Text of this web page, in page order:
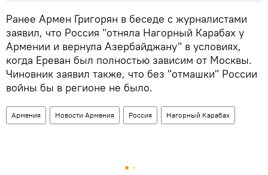
Ранее Армен Григорян в беседе с журналистами
заявил, что Россия "отняла Нагорный Карабах у
Армении и вернула Азербайджану" в условиях,
когда Ереван был полностью зависим от Москвы.
Чиновник заявил также, что без "отмашки" России
войны бы в регионе не было.
Армения Новости Армения Россия Нагорный Карабах